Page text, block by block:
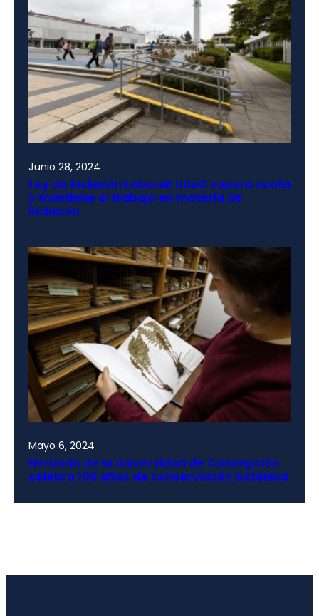
Junio 28, 2024
Ley de Inclusión Laboral: UdeC supera cuota
y mantiene el trabajo en materia de
inclusión
Mayo 6, 2024
Herbario de la Universidad de Concepción
celebra 100 años de conservación botánica